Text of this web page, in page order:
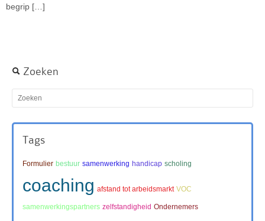
begrip […]
Zoeken
Tags
Formulier bestuur samenwerking handicap scholing
coaching afstand tot arbeidsmarkt VOC
samenwerkingspartners zelfstandigheid Ondernemers